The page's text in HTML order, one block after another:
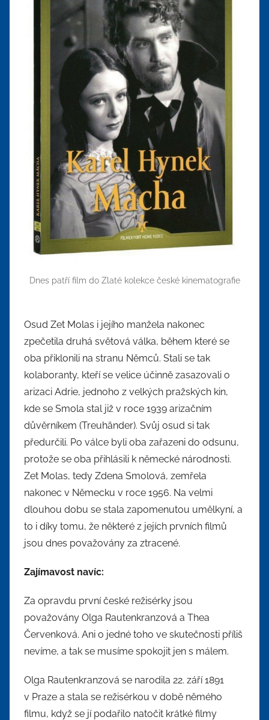
Dnes patří film do Zlaté kolekce české kinematografie
Osud Zet Molas i jejího manžela nakonec
zpečetila druhá světová válka, během které se
oba přiklonili na stranu Němců. Stali se tak
kolaboranty, kteří se velice účinně zasazovali o
arizaci Adrie, jednoho z velkých pražských kin,
kde se Smola stal již v roce 1939 arizačním
důvěrníkem (Treuhänder). Svůj osud si tak
předurčili. Po válce byli oba zařazeni do odsunu,
protože se oba přihlásili k německé národnosti.
Zet Molas, tedy Zdena Smolová, zemřela
nakonec v Německu v roce 1956. Na velmi
dlouhou dobu se stala zapomenutou umělkyní, a
to i díky tomu, že některé z jejích prvních filmů
jsou dnes považovány za ztracené.
Zajímavost navíc:
Za opravdu první české režisérky jsou
považovány Olga Rautenkranzová a Thea
Červenková. Ani o jedné toho ve skutečnosti příliš
nevíme, a tak se musíme spokojit jen s málem.
Olga Rautenkranzová se narodila 22. září 1891
v Praze a stala se režisérkou v době němého
filmu, když se jí podařilo natočit krátké filmy